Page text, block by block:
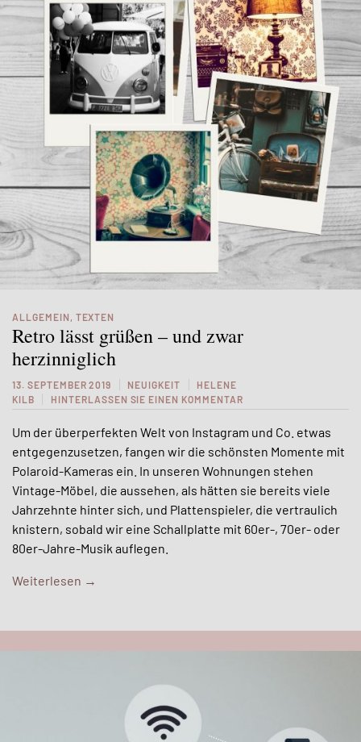
ALLGEMEIN , TEXTEN
Retro lässt grüßen – und zwar
herzinniglich
13. SEPTEMBER 2019 NEUIGKEIT
HELENE
KILB
HINTERLASSEN SIE EINEN KOMMENTAR
Um der überperfekten Welt von Instagram und Co. etwas
entgegenzusetzen, fangen wir die schönsten Momente mit
Polaroid-Kameras ein. In unseren Wohnungen stehen
Vintage-Möbel, die aussehen, als hätten sie bereits viele
Jahrzehnte hinter sich, und Plattenspieler, die vertraulich
knistern, sobald wir eine Schallplatte mit 60er-, 70er- oder
80er-Jahre-Musik auflegen.
Weiterlesen →